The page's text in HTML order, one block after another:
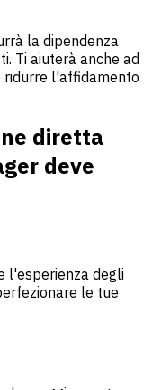
la dipendenza
Ti aiuterà anche ad
ridurre l'affidamento
diretta
deve
l'esperienza degli
le tue